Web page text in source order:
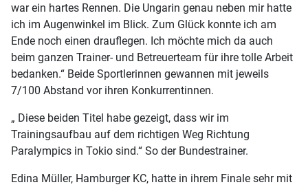
war ein hartes Rennen. Die Ungarin genau neben mir hatte
ich im Augenwinkel im Blick. Zum Glück konnte ich am
Ende noch einen drauflegen. Ich möchte mich da auch
beim ganzen Trainer- und Betreuerteam für ihre tolle Arbeit
bedanken.“ Beide Sportlerinnen gewannen mit jeweils
7/100 Abstand vor ihren Konkurrentinnen.
„ Diese beiden Titel habe gezeigt, dass wir im
Trainingsaufbau auf dem richtigen Weg Richtung
Paralympics in Tokio sind.“ So der Bundestrainer.
Edina Müller, Hamburger KC, hatte in ihrem Finale sehr mit